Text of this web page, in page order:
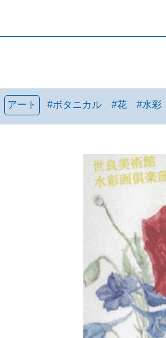
アート #ボタニカル #花 #水彩